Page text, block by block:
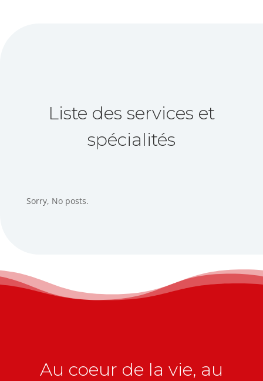
Liste des services et
spécialités
Sorry, No posts.
Au coeur de la vie, au